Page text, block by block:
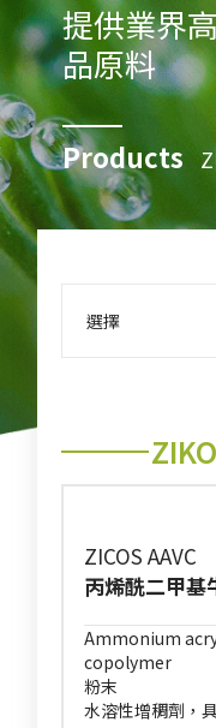
提供業界
品原料
Products
選擇
ZIKO
ZICOS AAVC
丙烯酰二甲基
Ammonium
copolymer
粉末
水溶性增稠劑，